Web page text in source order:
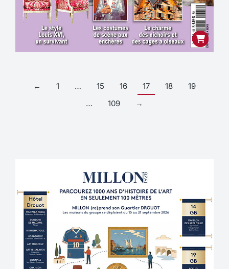
← 1 … 15 16 17 18
19
…
109 →